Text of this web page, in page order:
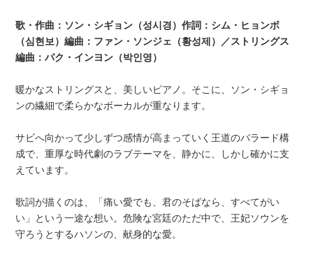
歌・作曲：ソン・シギョン（성시경）作詞：シム・ヒョンボ
（심현보）編曲：ファン・ソンジェ（황성제）／ストリングス
編曲：パク・インヨン（박인영）
暖かなストリングスと、美しいピアノ。そこに、ソン・シギョ
ンの繊細で柔らかなボーカルが重なります。
サビへ向かって少しずつ感情が高まっていく王道のバラード構
成で、重厚な時代劇のラブテーマを、静かに、しかし確かに支
えています。
歌詞が描くのは、「痛い愛でも、君のそばなら、すべてがい
い」という一途な想い。危険な宮廷のただ中で、王妃ソウンを
守ろうとするハソンの、献身的な愛。